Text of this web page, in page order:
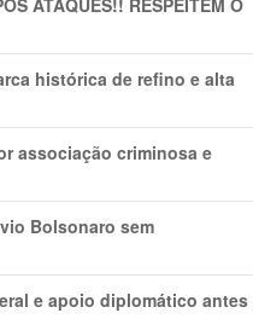
ATAQUES!! RESPEITEM O
histórica de refino e alta
associação criminosa e
Bolsonaro sem
e apoio diplomático antes